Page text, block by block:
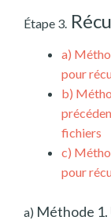
Étape 3.
a)
pour
b)
fichiers
c)
pour
a) Méthode